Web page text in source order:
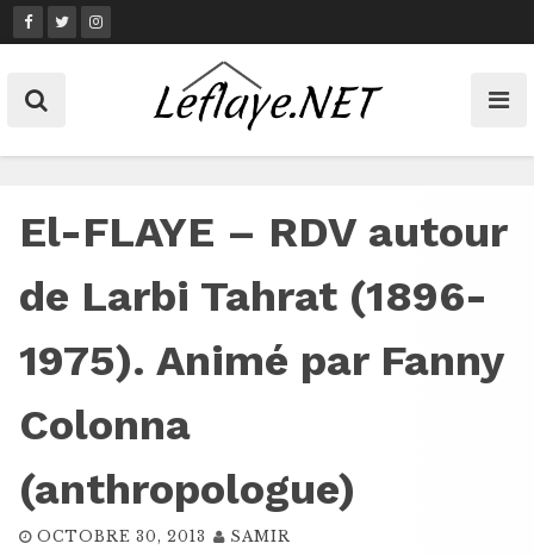
Skip
to
El-FLAYE – RDV autour
de Larbi Tahrat (1896-
1975). Animé par Fanny
Colonna
(anthropologue)
OCTOBRE 30, 2013 SAMIR